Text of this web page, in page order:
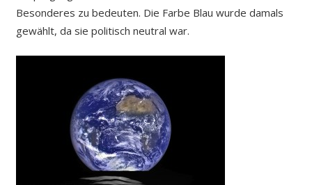
Besonderes zu bedeuten. Die Farbe Blau wurde damals
gewählt, da sie politisch neutral war.